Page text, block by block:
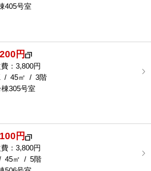
す
405号室
円
：3,800円
/ 45㎡ / 3階
棟305号室
円
：3,800円
45㎡ / 5階